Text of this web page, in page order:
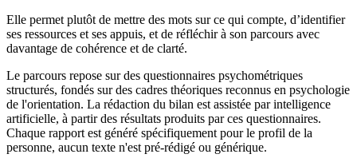
Elle permet plutôt de mettre des mots sur ce qui compte, d’identifier
ses ressources et ses appuis, et de réfléchir à son parcours avec
davantage de cohérence et de clarté.
Le parcours repose sur des questionnaires psychométriques
structurés, fondés sur des cadres théoriques reconnus en psychologie
de l'orientation. La rédaction du bilan est assistée par intelligence
artificielle, à partir des résultats produits par ces questionnaires.
Chaque rapport est généré spécifiquement pour le profil de la
personne, aucun texte n'est pré-rédigé ou générique.